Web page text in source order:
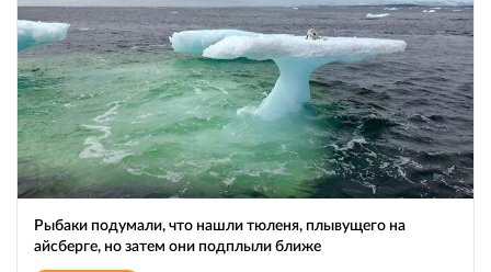
Рыбаки подумали, что нашли тюленя, плывущего на
айсберге, но затем они подплыли ближе